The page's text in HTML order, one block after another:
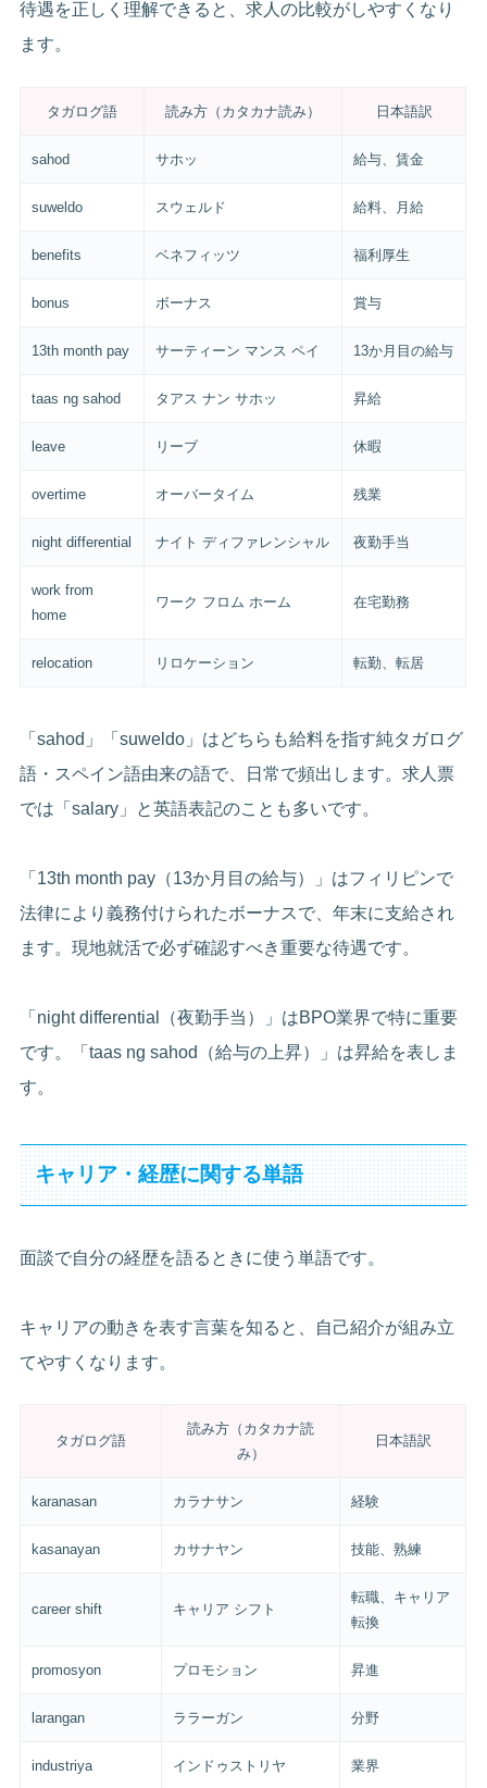
待遇を正しく理解できると、求人の比較がしやすくなり
ます。
タガログ語 読み方（カタカナ読み） 日本語訳
sahod サホッ 給与、賃金
suweldo スウェルド 給料、月給
benefits ベネフィッツ 福利厚生
bonus ボーナス 賞与
13th month pay サーティーン マンス ペイ 13か月目の給与
taas ng sahod タアス ナン サホッ 昇給
leave リーブ 休暇
overtime オーバータイム 残業
night differential ナイト ディファレンシャル 夜勤手当
work from
home
ワーク フロム ホーム 在宅勤務
relocation リロケーション 転勤、転居
「sahod」「suweldo」はどちらも給料を指す純タガログ
語・スペイン語由来の語で、日常で頻出します。求人票
では「salary」と英語表記のことも多いです。
「13th month pay（13か月目の給与）」はフィリピンで
法律により義務付けられたボーナスで、年末に支給され
ます。現地就活で必ず確認すべき重要な待遇です。
「night differential（夜勤手当）」はBPO業界で特に重要
です。「taas ng sahod（給与の上昇）」は昇給を表しま
す。
キャリア・経歴に関する単語
面談で自分の経歴を語るときに使う単語です。
キャリアの動きを表す言葉を知ると、自己紹介が組み立
てやすくなります。
タガログ語
読み方（カタカナ読
み）
日本語訳
karanasan カラナサン 経験
kasanayan カサナヤン 技能、熟練
career shift キャリア シフト
転職、キャリア
転換
promosyon プロモション 昇進
larangan ララーガン 分野
industriya インドゥストリヤ 業界